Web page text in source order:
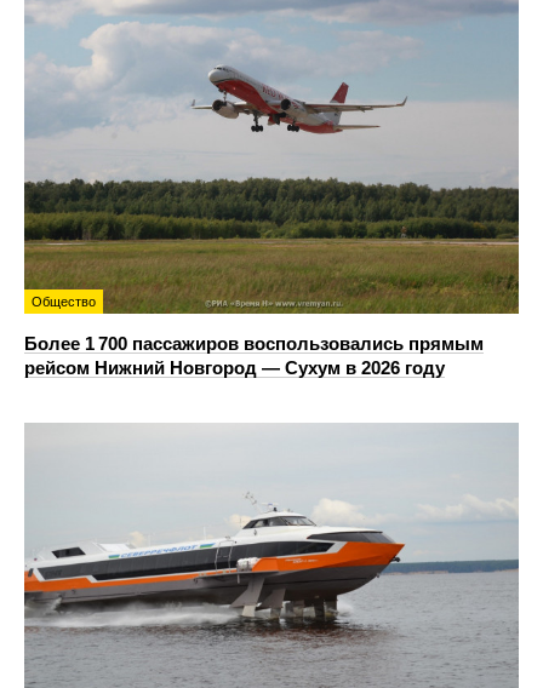
Общество
Более 1 700 пассажиров воспользовались прямым
рейсом Нижний Новгород — Сухум в 2026 году